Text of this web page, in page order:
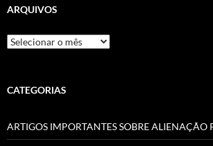
ARQUIVOS
Arquivos
CATEGORIAS
ARTIGOS IMPORTANTES SOBRE ALIENAÇÃO